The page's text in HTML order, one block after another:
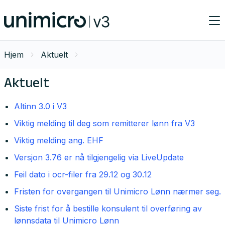
Hjem Aktuelt
Aktuelt
Altinn 3.0 i V3
Viktig melding til deg som remitterer lønn fra V3
Viktig melding ang. EHF
Versjon 3.76 er nå tilgjengelig via LiveUpdate
Feil dato i ocr-filer fra 29.12 og 30.12
Fristen for overgangen til Unimicro Lønn nærmer seg.
Siste frist for å bestille konsulent til overføring av
lønnsdata til Unimicro Lønn